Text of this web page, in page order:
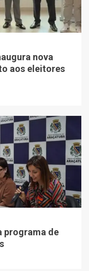
nova
aos eleitores
programa de